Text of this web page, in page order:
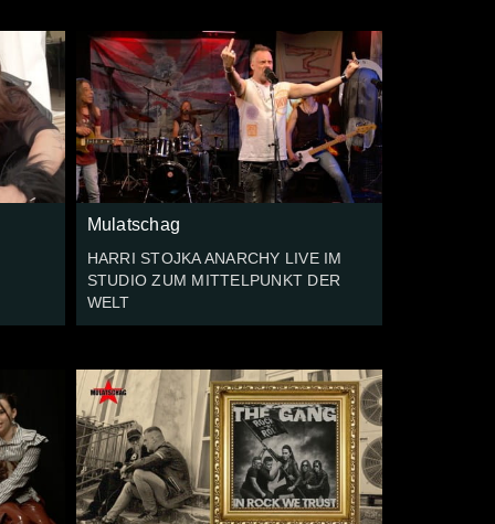
Mulatschag
HARRI STOJKA ANARCHY LIVE IM
STUDIO ZUM MITTELPUNKT DER
WELT